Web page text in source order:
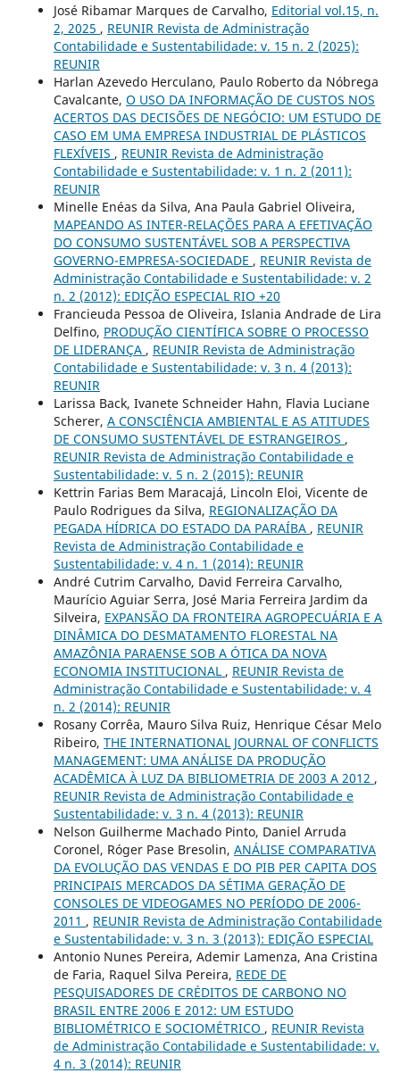
José Ribamar Marques de Carvalho, Editorial vol.15, n.
2, 2025 , REUNIR Revista de Administração
Contabilidade e Sustentabilidade: v. 15 n. 2 (2025):
REUNIR
Harlan Azevedo Herculano, Paulo Roberto da Nóbrega
Cavalcante, O USO DA INFORMAÇÃO DE CUSTOS NOS
ACERTOS DAS DECISÕES DE NEGÓCIO: UM ESTUDO DE
CASO EM UMA EMPRESA INDUSTRIAL DE PLÁSTICOS
FLEXÍVEIS , REUNIR Revista de Administração
Contabilidade e Sustentabilidade: v. 1 n. 2 (2011):
REUNIR
Minelle Enéas da Silva, Ana Paula Gabriel Oliveira,
MAPEANDO AS INTER-RELAÇÕES PARA A EFETIVAÇÃO
DO CONSUMO SUSTENTÁVEL SOB A PERSPECTIVA
GOVERNO-EMPRESA-SOCIEDADE , REUNIR Revista de
Administração Contabilidade e Sustentabilidade: v. 2
n. 2 (2012): EDIÇÃO ESPECIAL RIO +20
Francieuda Pessoa de Oliveira, Islania Andrade de Lira
Delfino, PRODUÇÃO CIENTÍFICA SOBRE O PROCESSO
DE LIDERANÇA , REUNIR Revista de Administração
Contabilidade e Sustentabilidade: v. 3 n. 4 (2013):
REUNIR
Larissa Back, Ivanete Schneider Hahn, Flavia Luciane
Scherer, A CONSCIÊNCIA AMBIENTAL E AS ATITUDES
DE CONSUMO SUSTENTÁVEL DE ESTRANGEIROS ,
REUNIR Revista de Administração Contabilidade e
Sustentabilidade: v. 5 n. 2 (2015): REUNIR
Kettrin Farias Bem Maracajá, Lincoln Eloi, Vicente de
Paulo Rodrigues da Silva, REGIONALIZAÇÃO DA
PEGADA HÍDRICA DO ESTADO DA PARAÍBA , REUNIR
Revista de Administração Contabilidade e
Sustentabilidade: v. 4 n. 1 (2014): REUNIR
André Cutrim Carvalho, David Ferreira Carvalho,
Maurício Aguiar Serra, José Maria Ferreira Jardim da
Silveira, EXPANSÃO DA FRONTEIRA AGROPECUÁRIA E A
DINÂMICA DO DESMATAMENTO FLORESTAL NA
AMAZÔNIA PARAENSE SOB A ÓTICA DA NOVA
ECONOMIA INSTITUCIONAL , REUNIR Revista de
Administração Contabilidade e Sustentabilidade: v. 4
n. 2 (2014): REUNIR
Rosany Corrêa, Mauro Silva Ruiz, Henrique César Melo
Ribeiro, THE INTERNATIONAL JOURNAL OF CONFLICTS
MANAGEMENT: UMA ANÁLISE DA PRODUÇÃO
ACADÊMICA À LUZ DA BIBLIOMETRIA DE 2003 A 2012 ,
REUNIR Revista de Administração Contabilidade e
Sustentabilidade: v. 3 n. 4 (2013): REUNIR
Nelson Guilherme Machado Pinto, Daniel Arruda
Coronel, Róger Pase Bresolin, ANÁLISE COMPARATIVA
DA EVOLUÇÃO DAS VENDAS E DO PIB PER CAPITA DOS
PRINCIPAIS MERCADOS DA SÉTIMA GERAÇÃO DE
CONSOLES DE VIDEOGAMES NO PERÍODO DE 2006-
2011 , REUNIR Revista de Administração Contabilidade
e Sustentabilidade: v. 3 n. 3 (2013): EDIÇÃO ESPECIAL
Antonio Nunes Pereira, Ademir Lamenza, Ana Cristina
de Faria, Raquel Silva Pereira, REDE DE
PESQUISADORES DE CRÉDITOS DE CARBONO NO
BRASIL ENTRE 2006 E 2012: UM ESTUDO
BIBLIOMÉTRICO E SOCIOMÉTRICO , REUNIR Revista
de Administração Contabilidade e Sustentabilidade: v.
4 n. 3 (2014): REUNIR